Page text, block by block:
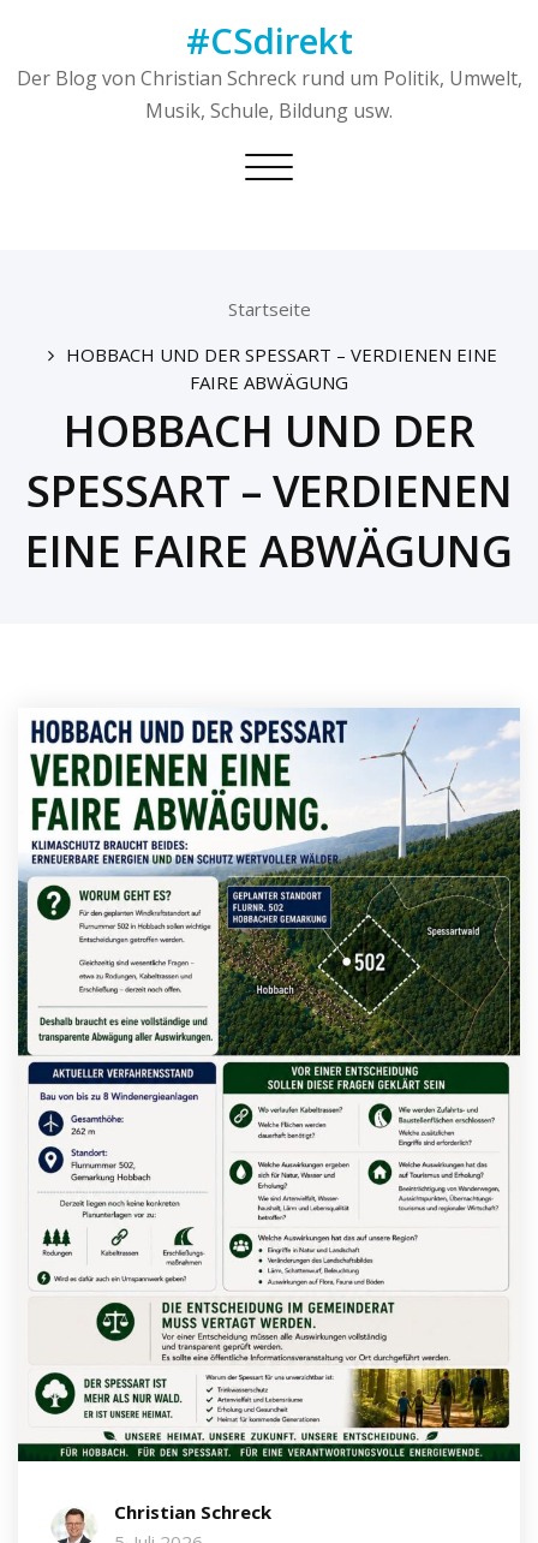
content
#CSdirekt
Der Blog von Christian Schreck rund um Politik, Umwelt,
Musik, Schule, Bildung usw.
Toggle
Startseite
HOBBACH UND DER SPESSART – VERDIENEN EINE
FAIRE ABWÄGUNG
HOBBACH UND DER
SPESSART – VERDIENEN
EINE FAIRE ABWÄGUNG
Christian Schreck